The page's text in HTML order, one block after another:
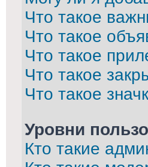
Что такое
Что такое
Что такое
Что такое
Что такое
Уровни
Кто такие